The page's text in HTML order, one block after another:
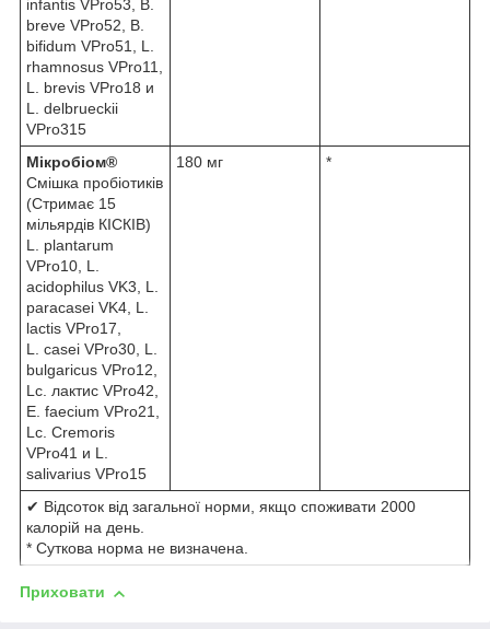
infantis VPro53, B.
breve VPro52, B.
bifidum VPro51, L.
rhamnosus VPro11,
L. brevis VPro18 и
L. delbrueckii
VPro315
Мікробіом®
Смішка пробіотиків
(Стримає 15
мільярдів КІСКІВ)
L. plantarum
VPro10, L.
acidophilus VK3, L.
paracasei VK4, L.
lactis VPro17,
L. casei VPro30, L.
bulgaricus VPro12,
Lc. лактис VPro42,
E. faecium VPro21,
Lc. Cremoris
VPro41 и L.
salivarius VPro15
180 мг *
✔ Відсоток від загальної норми, якщо споживати 2000
калорій на день.
* Суткова норма не визначена.
Приховати